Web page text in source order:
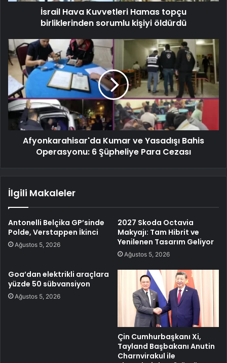
İsrail Hava Kuvvetleri Hamas topçu
birliklerinden sorumlu kişiyi öldürdü
Afyonkarahisar'da Kumar ve Yasadışı Bahis
Operasyonu: 6 Şüpheliye Para Cezası
İlgili Makaleler
Antonelli Belçika GP’sinde
Polde, Verstappen İkinci
Ağustos 5, 2026
2027 Skoda Octavia
Makyajı: Tam Hibrit ve
Yenilenen Tasarım Geliyor
Ağustos 5, 2026
Goa’dan elektrikli araçlara
yüzde 50 sübvansiyon
Ağustos 5, 2026
Çin Cumhurbaşkanı Xi,
Tayland Başbakanı Anutin
Charnvirakul ile